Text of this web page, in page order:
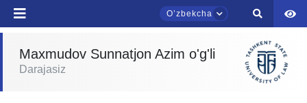
Oʼzbekcha
Maxmudov Sunnatjon Azim o'g'li
Darajasiz
TDYU qabul murojaatlari chati